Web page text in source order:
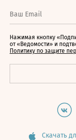
Нажимая кнопку
от «Ведомости» и
Политику по защите
Скачать